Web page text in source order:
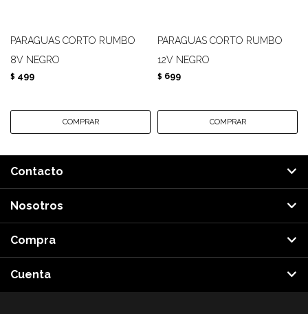
PARAGUAS CORTO RUMBO
8V NEGRO
$ 499
PARAGUAS CORTO RUMBO
12V NEGRO
$ 699
Contacto
Nosotros
Compra
Cuenta